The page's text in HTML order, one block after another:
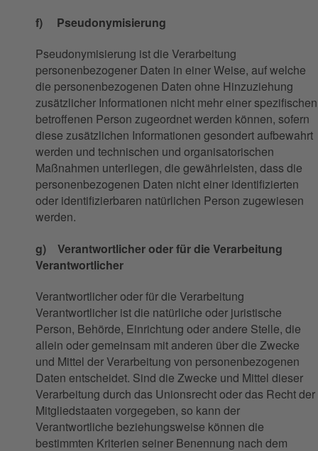
f) Pseudonymisierung
Pseudonymisierung ist die Verarbeitung
personenbezogener Daten in einer Weise, auf welche
die personenbezogenen Daten ohne Hinzuziehung
zusätzlicher Informationen nicht mehr einer spezifischen
betroffenen Person zugeordnet werden können, sofern
diese zusätzlichen Informationen gesondert aufbewahrt
werden und technischen und organisatorischen
Maßnahmen unterliegen, die gewährleisten, dass die
personenbezogenen Daten nicht einer identifizierten
oder identifizierbaren natürlichen Person zugewiesen
werden.
g) Verantwortlicher oder für die Verarbeitung
Verantwortlicher
Verantwortlicher oder für die Verarbeitung
Verantwortlicher ist die natürliche oder juristische
Person, Behörde, Einrichtung oder andere Stelle, die
allein oder gemeinsam mit anderen über die Zwecke
und Mittel der Verarbeitung von personenbezogenen
Daten entscheidet. Sind die Zwecke und Mittel dieser
Verarbeitung durch das Unionsrecht oder das Recht der
Mitgliedstaaten vorgegeben, so kann der
Verantwortliche beziehungsweise können die
bestimmten Kriterien seiner Benennung nach dem